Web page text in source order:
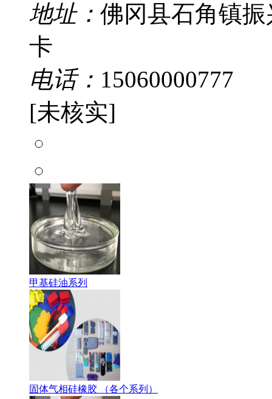
地址： 佛冈县石角镇
卡
电话： 15060000777
[未核实]
甲基硅油系列
固体气相硅橡胶 （各个系列）